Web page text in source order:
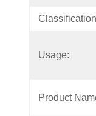
Usage:
Product